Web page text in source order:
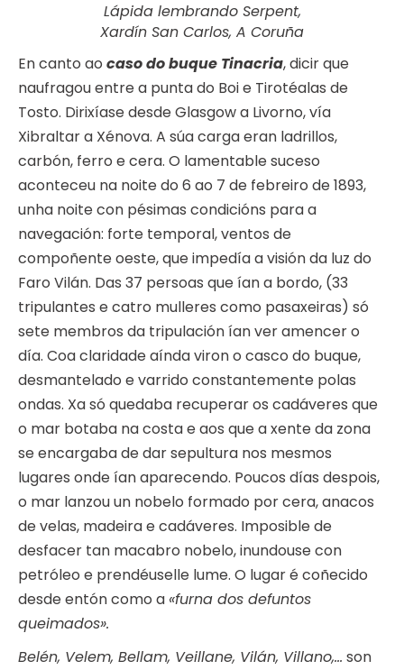
Lápida lembrando Serpent,
Xardín San Carlos, A Coruña
En canto ao caso do buque Tinacria, dicir que
naufragou entre a punta do Boi e Tirotéalas de
Tosto. Dirixíase desde Glasgow a Livorno, vía
Xibraltar a Xénova. A súa carga eran ladrillos,
carbón, ferro e cera. O lamentable suceso
aconteceu na noite do 6 ao 7 de febreiro de 1893,
unha noite con pésimas condicións para a
navegación: forte temporal, ventos de
compoñente oeste, que impedía a visión da luz do
Faro Vilán. Das 37 persoas que ían a bordo, (33
tripulantes e catro mulleres como pasaxeiras) só
sete membros da tripulación ían ver amencer o
día. Coa claridade aínda viron o casco do buque,
desmantelado e varrido constantemente polas
ondas. Xa só quedaba recuperar os cadáveres que
o mar botaba na costa e aos que a xente da zona
se encargaba de dar sepultura nos mesmos
lugares onde ían aparecendo. Poucos días despois,
o mar lanzou un nobelo formado por cera, anacos
de velas, madeira e cadáveres. Imposible de
desfacer tan macabro nobelo, inundouse con
petróleo e prendéuselle lume. O lugar é coñecido
desde entón como a «furna dos defuntos
queimados».
Belén, Velem, Bellam, Veillane, Vilán, Villano,… son